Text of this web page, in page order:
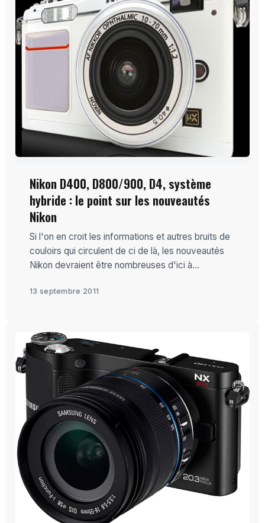
Nikon D400, D800/900, D4, système
hybride : le point sur les nouveautés
Nikon
Si l'on en croit les informations et autres bruits de
couloirs qui circulent de ci de là, les nouveautés
Nikon devraient être nombreuses d'ici à...
13 septembre 2011